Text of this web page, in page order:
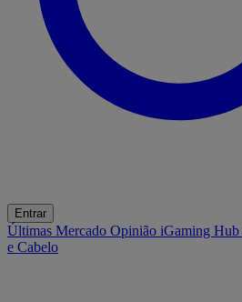
Entrar
Últimas Mercado Opinião iGaming Hub
e Cabelo